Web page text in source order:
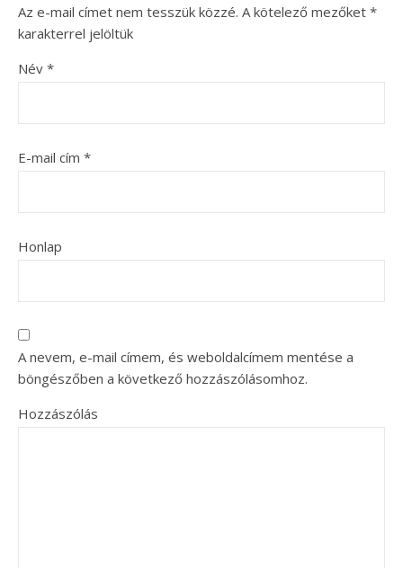
Az e-mail címet nem tesszük közzé. A kötelező mezőket *
karakterrel jelöltük
Név *
E-mail cím *
Honlap
A nevem, e-mail címem, és weboldalcímem mentése a
böngészőben a következő hozzászólásomhoz.
Hozzászólás